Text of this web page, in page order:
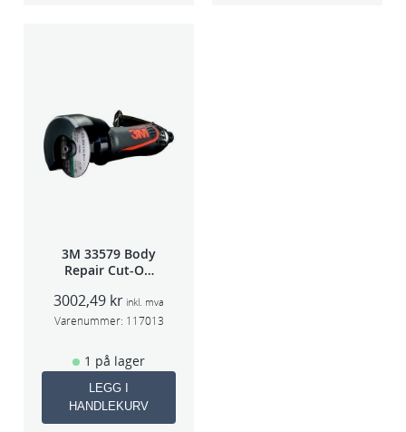
3M 33579 Body
Repair Cut-Off
75mm
3002,49 kr inkl. mva
Varenummer: 117013
1 på lager
LEGG I
HANDLEKURV